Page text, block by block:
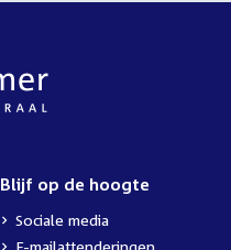
Blijf op de hoogte
Sociale media
E-mailattenderingen